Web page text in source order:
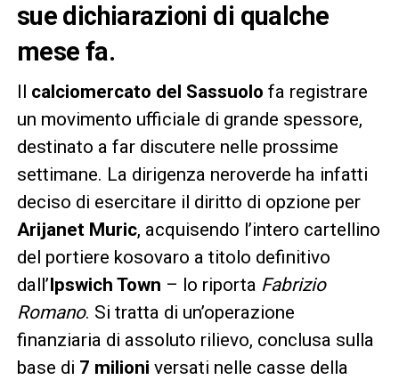
sue dichiarazioni di qualche
mese fa.
calciomercato del Sassuolo fa registrare
un movimento ufficiale di grande spessore,
destinato a far discutere nelle prossime
settimane. La dirigenza neroverde ha infatti
deciso di esercitare il diritto di opzione per
Arijanet Muric, acquisendo l’intero cartellino
del portiere kosovaro a titolo definitivo
dall’ Ipswich Town – lo riporta Fabrizio
Romano. Si tratta di un’operazione
finanziaria di assoluto rilievo, conclusa sulla
base di 7 milioni versati nelle casse della